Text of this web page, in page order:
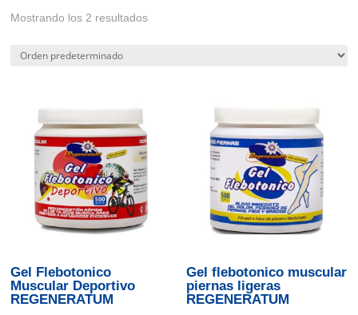
Mostrando los 2 resultados
Gel Flebotonico
Muscular Deportivo
REGENERATUM
Gel flebotonico muscular
piernas ligeras
REGENERATUM